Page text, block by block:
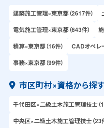
建築施工管理×東京都（2617件）
電気施工管理×東京都（643件）
積算×東京都（16件）
CADオペレ
事務×東京都（99件）
市区町村×資格から探す
千代田区×二級土木施工管理技士（
中央区×二級土木施工管理技士（23